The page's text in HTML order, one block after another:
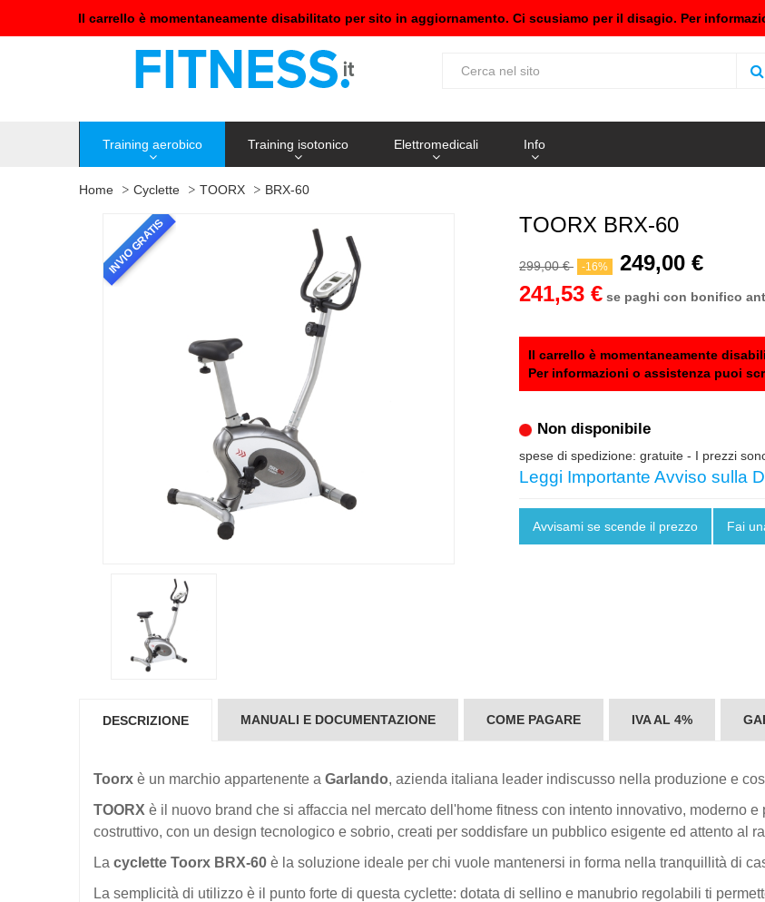
Il carrello è momentaneamente disabilitato per sito in aggiornamento. Ci scusiamo per il disagio. Per
Training aerobico Training isotonico Elettromedicali Info
Home Cyclette TOORX BRX-60
INVIO GRATIS TOORX BRX-60
299,00 € -16%
249,00 €
241,53 € se paghi con bonifico
Il carrello è momentaneamente
Per informazioni o assistenza puoi
Non disponibile
spese di spedizione: gratuite - I prezzi
Leggi Importante Avviso sulla
Avvisami se scende il prezzo Fai
DESCRIZIONE MANUALI E DOCUMENTAZIONE COME PAGARE IVA AL 4%
Toorx è un marchio appartenente a Garlando, azienda italiana leader indiscusso nella produzione e
TOORX è il nuovo brand che si affaccia nel mercato dell'home fitness con intento innovativo, moderno
costruttivo, con un design tecnologico e sobrio, creati per soddisfare un pubblico esigente ed attento al
La cyclette Toorx BRX-60 è la soluzione ideale per chi vuole mantenersi in forma nella tranquillità di
La semplicità di utilizzo è il punto forte di questa cyclette: dotata di sellino e manubrio regolabili ti